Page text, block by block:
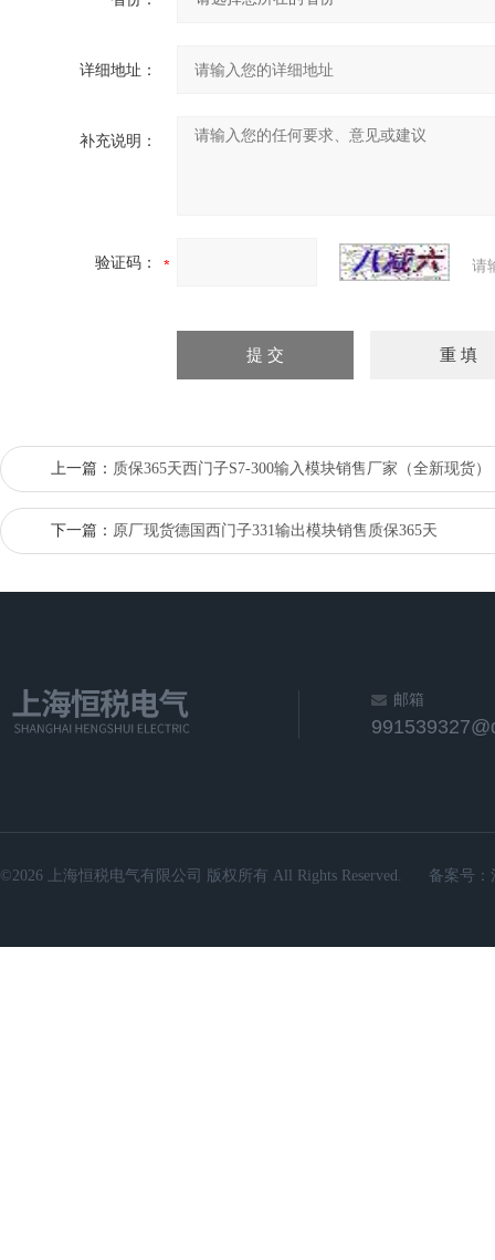
详细地址：
补充说明：
验证码： 请
上一篇： 质保365天西门子S7-300输入模块销售厂家（全新现货）
下一篇： 原厂现货德国西门子331输出模块销售质保365天
邮箱
©2026 上海恒税电气有限公司 版权所有 All Rights Reserved. 备案号：